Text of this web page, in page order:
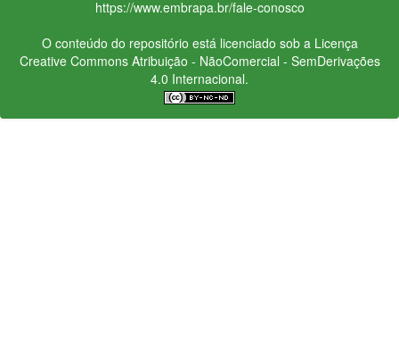
https://www.embrapa.br/fale-conosco
O conteúdo do repositório está licenciado sob a Licença
Creative CommonsAtribuição - NãoComercial - SemDerivações
4.0 Internacional.